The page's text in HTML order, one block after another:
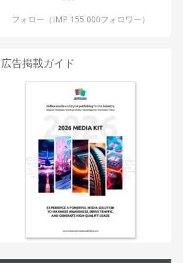
フォロー（IMP 155 000フォロワー）
広告掲載ガイド